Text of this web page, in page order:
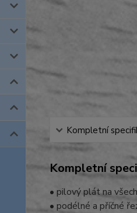
Kompletní
Kompletní
• pilový plát na
• podélné a příčné